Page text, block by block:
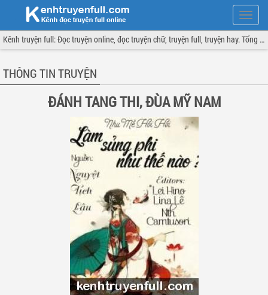
Hiện
menu
Kênh truyện full: Đọc truyện online, đọc truyện chữ, truyện full, truyện hay. Tổng hợp đầy đủ và cập nhật liên tục.
THÔNG TIN TRUYỆN
ĐÁNH TANG THI, ĐÙA MỸ NAM